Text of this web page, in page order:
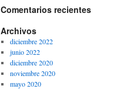
Comentarios recientes
Archivos
diciembre 2022
junio 2022
diciembre 2020
noviembre 2020
mayo 2020